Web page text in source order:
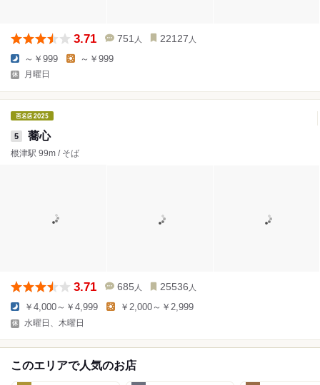
3.71 751 人 22127 人
～￥999 ～￥999
月曜日
5 蕎心
根津駅 99m / そば
3.71 685 人 25536 人
￥4,000～￥4,999 ￥2,000～￥2,999
水曜日、木曜日
このエリアで人気のお店